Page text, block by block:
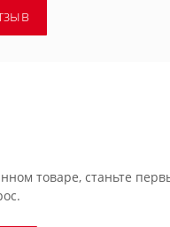
товаре, станьте